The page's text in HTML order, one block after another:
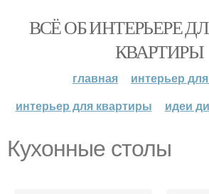
ВСЁ ОБ ИНТЕРЬЕРЕ
КВАРТИРЫ
главная
интерьер
интерьер для квартиры
идеи
Кухонные столы